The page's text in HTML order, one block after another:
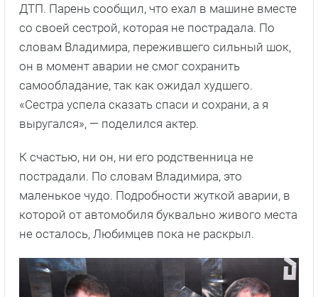
ДТП. Парень сообщил, что ехал в машине вместе
со своей сестрой, которая не пострадала. По
словам Владимира, пережившего сильный шок,
он в момент аварии не смог сохранить
самообладание, так как ожидал худшего.
«Сестра успела сказать спаси и сохрани, а я
выругался», — поделился актер.
К счастью, ни он, ни его родственница не
пострадали. По словам Владимира, это
маленькое чудо. Подробности жуткой аварии, в
которой от автомобиля буквально живого места
не осталось, Любимцев пока не раскрыл.